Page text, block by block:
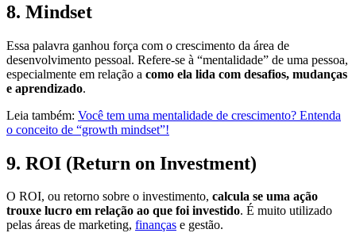
8. Mindset
Essa palavra ganhou força com o crescimento da área de
desenvolvimento pessoal. Refere-se à “mentalidade” de uma pessoa,
especialmente em relação a como ela lida com desafios, mudanças
e aprendizado.
Leia também: Você tem uma mentalidade de crescimento? Entenda
o conceito de “growth mindset”!
9. ROI (Return on Investment)
O ROI, ou retorno sobre o investimento, calcula se uma ação
trouxe lucro em relação ao que foi investido. É muito utilizado
pelas áreas de marketing, finanças e gestão.